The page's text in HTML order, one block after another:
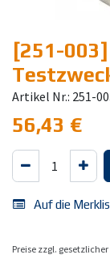
[251-
Artikel Nr.: 251-
56,43 €
Auf die
Preise zzgl. gesetzlicher